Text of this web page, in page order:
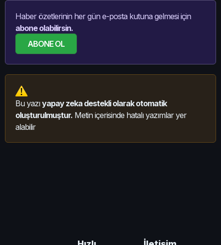
Haber özetlerinin her gün e-posta kutuna gelmesi için
abone olabilirsin.
ABONE OL
Bu yazıyapay zeka destekli olarak otomatik
oluşturulmuştur. Metin içerisinde hatalı yazımlar yer
alabilir